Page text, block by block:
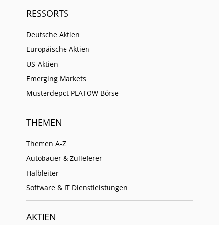
RESSORTS
Deutsche Aktien
Europäische Aktien
US-Aktien
Emerging Markets
Musterdepot PLATOW Börse
THEMEN
Themen A-Z
Autobauer & Zulieferer
Halbleiter
Software & IT Dienstleistungen
AKTIEN